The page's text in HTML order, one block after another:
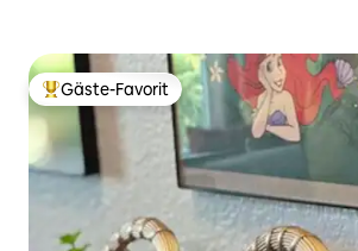
Beliebter Gäste-Favorit.
Gäste-Favorit